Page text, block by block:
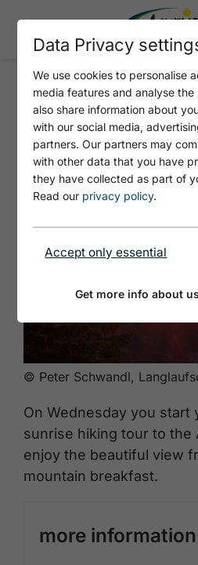
Sunrise hiking
Astenau Alpe
© Peter Schwandl,
On Wednesday you start
sunrise hiking tour to the
enjoy the beautiful view
mountain breakfast.
more information
Data Privacy
We use cookies to personalise
media features and analyse
also share information about
with our social media,
partners. Our partners may
with other data that you have
they have collected as part of
Read our privacy policy.
Accept only essential
Get more info about